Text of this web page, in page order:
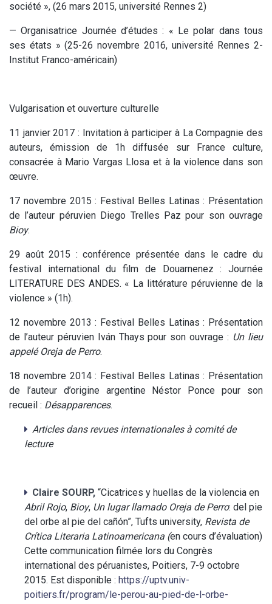
société », (26 mars 2015, université Rennes 2)
— Organisatrice Journée d’études : « Le polar dans tous
ses états » (25-26 novembre 2016, université Rennes 2-
Institut Franco-américain)
Vulgarisation et ouverture culturelle
11 janvier 2017 : Invitation à participer à La Compagnie des
auteurs, émission de 1h diffusée sur France culture,
consacrée à Mario Vargas Llosa et à la violence dans son
œuvre.
17 novembre 2015 : Festival Belles Latinas : Présentation
de l’auteur péruvien Diego Trelles Paz pour son ouvrage
Bioy.
29 août 2015 : conférence présentée dans le cadre du
festival international du film de Douarnenez : Journée
LITERATURE DES ANDES. « La littérature péruvienne de la
violence » (1h).
12 novembre 2013 : Festival Belles Latinas : Présentation
de l’auteur péruvien Iván Thays pour son ouvrage : Un lieu
appelé Oreja de Perro.
18 novembre 2014 : Festival Belles Latinas : Présentation
de l’auteur d’origine argentine Néstor Ponce pour son
recueil : Désapparences.
Articles dans revues internationales à comité de
lecture
Claire SOURP, “Cicatrices y huellas de la violencia en
Abril Rojo, Bioy, Un lugar llamado Oreja de Perro: del pie
del orbe al pie del cañón”, Tufts university, Revista de
Crítica Literaria Latinoamericana (en cours d’évaluation)
Cette communication filmée lors du Congrès
international des péruanistes, Poitiers, 7-9 octobre
2015. Est disponible : https://uptv.univ-
poitiers.fr/program/le-perou-au-pied-de-l-orbe-